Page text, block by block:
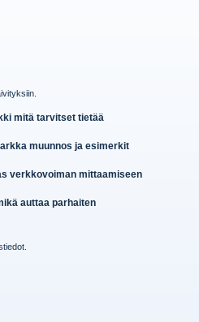
mitä tarvitset tietää
muunnos ja esimerkit
verkkovoiman mittaamiseen
auttaa parhaiten